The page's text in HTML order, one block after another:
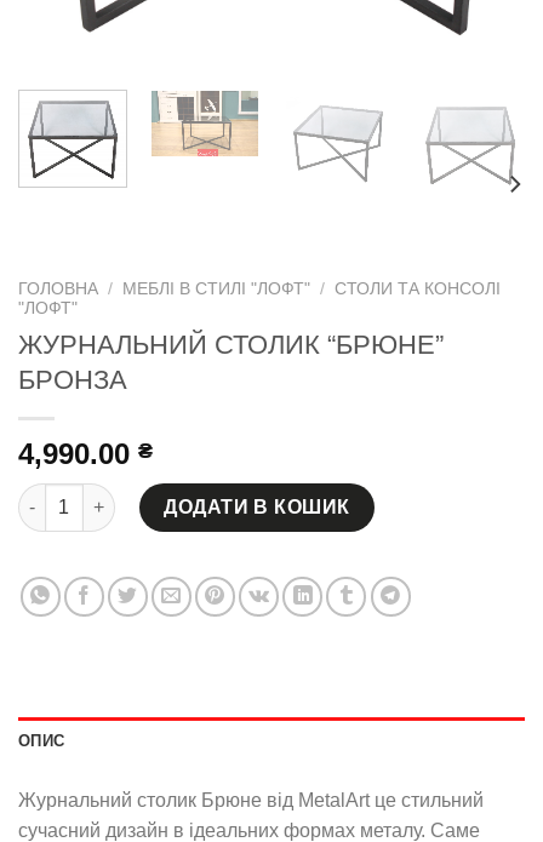
ГОЛОВНА / МЕБЛІ В СТИЛІ "ЛОФТ" / СТОЛИ ТА КОНСОЛІ
"ЛОФТ"
ЖУРНАЛЬНИЙ СТОЛИК “БРЮНЕ”
БРОНЗА
4,990.00 ₴
ЖУРНАЛЬНИЙ СТОЛИК "БРЮНЕ" БРОНЗА кількість
ДОДАТИ В КОШИК
ОПИС
Журнальний столик Брюне від MetalArt це стильний
сучасний дизайн в ідеальних формах металу. Саме